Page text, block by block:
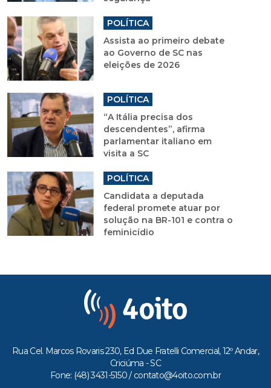
POLÍTICA
Assista ao primeiro debate
ao Governo de SC nas
eleições de 2026
POLÍTICA
“A Itália precisa dos
descendentes”, afirma
parlamentar italiano em
visita a SC
POLÍTICA
Candidata a deputada
federal promete atuar por
solução na BR-101 e contra o
feminicídio
Rua Cel. Marcos Rovaris 230, Ed Due Fratelli Comercial, 12º Andar,
Criciúma - SC
Fone: (48) 3431-5150 / contato@4oito.com.br